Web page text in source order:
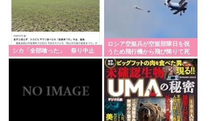
日本人「嫌いな中国がバシー海峡のシーレーンを握
ったら日本を妨害するに違いない、だから台湾支援
だムキー」つまりそういうことでしょ
ヨーロッパ人ついに気づきはじめる「夏ってエアコ
パさん「中国が日本を占領するのってすごく簡単だ
と思うよ。西日本の原発にミサイルを撃ち込めばい
シカ「全部喰った」 祭り中止
ロシア空挺兵が空挺部隊日を祝
うため飛行機から飛び降りて死
亡！